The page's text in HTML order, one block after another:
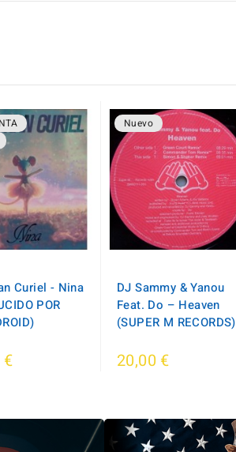
Curiel - Nina
POR
€
Nuevo
DJ Sammy & Yanou
Feat. Do – Heaven
(SUPER M RECORDS)
20,00 €